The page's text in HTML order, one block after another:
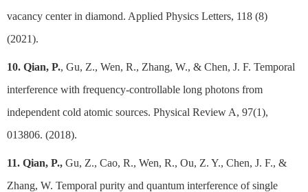
vacancy center in diamond. Applied Physics Letters, 118 (8)
(2021).
10. Qian, P., Gu, Z., Wen, R., Zhang, W., & Chen, J. F. Temporal
interference with frequency-controllable long photons from
independent cold atomic sources. Physical Review A, 97(1),
013806. (2018).
11. Qian, P., Gu, Z., Cao, R., Wen, R., Ou, Z. Y., Chen, J. F., &
Zhang, W. Temporal purity and quantum interference of single